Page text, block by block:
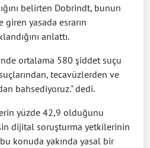
belirten Dobrindt, bunun
giren yasada esrarın
anlattı.
ortalama 580 şiddet suçu
tecavüzlerden ve
bahsediyoruz." dedi.
yüzde 42,9 olduğunu
dijital soruşturma yetkilerinin
konuda yakında yasal bir